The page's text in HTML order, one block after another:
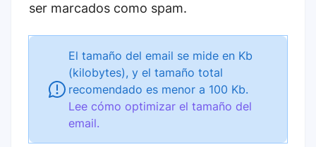
ser marcados como spam.
El tamaño del email se mide en Kb
(kilobytes), y el tamaño total
recomendado es menor a 100 Kb.
Lee cómo optimizar el tamaño del
email.